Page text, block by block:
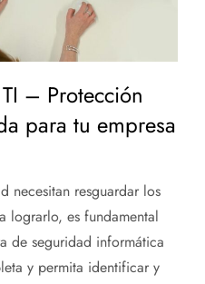
– Protección
para tu empresa
necesitan resguardar los
lograrlo, es fundamental
de seguridad informática
y permita identificar y